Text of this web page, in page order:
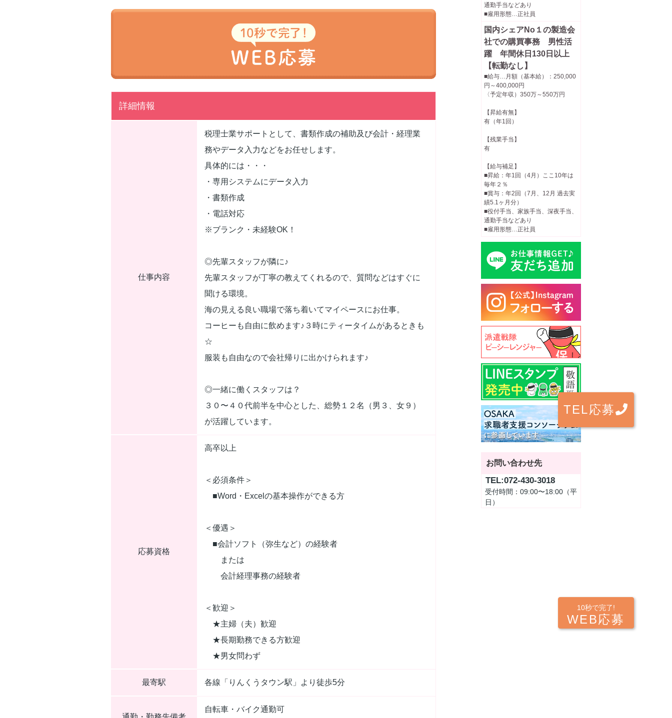
詳細情報
仕事内容
税理士業サポートとして、書類作成の補助及び会計・経理業
務やデータ入力などをお任せします。
具体的には・・・
・専用システムにデータ入力
・書類作成
・電話対応
※ブランク・未経験OK！
◎先輩スタッフが隣に♪
先輩スタッフが丁寧の教えてくれるので、質問などはすぐに
聞ける環境。
海の見える良い職場で落ち着いてマイペースにお仕事。
コーヒーも自由に飲めます♪３時にティータイムがあるときも
☆
服装も自由なので会社帰りに出かけられます♪
◎一緒に働くスタッフは？
３０〜４０代前半を中心とした、総勢１２名（男３、女９）
が活躍しています。
応募資格
高卒以上
＜必須条件＞
■Word・Excelの基本操作ができる方
＜優遇＞
■会計ソフト（弥生など）の経験者
または
会計経理事務の経験者
＜歓迎＞
★主婦（夫）歓迎
★長期勤務できる方歓迎
★男女問わず
最寄駅 各線「りんくうタウン駅」より徒歩5分
自転車・バイク通勤可
通勤手当などあり
■雇用形態…正社員
国内シェアNo１の製造会
社での購買事務 男性活
躍 年間休日130日以上
【転勤なし】
■給与…月額（基本給）：250,000
円～400,000円
〈予定年収）350万～550万円
【昇給有無】
有（年1回）
【残業手当】
有
【給与補足】
■昇給：年1回（4月）ここ10年は
毎年２％
■賞与：年2回（7月、12月 過去実
績5.1ヶ月分）
■役付手当、家族手当、深夜手当、
通勤手当などあり
■雇用形態…正社員
お問い合わせ先
TEL:072-430-3018
受付時間：09:00〜18:00（平
日）
TEL応募
10秒で完了!
WEB応募